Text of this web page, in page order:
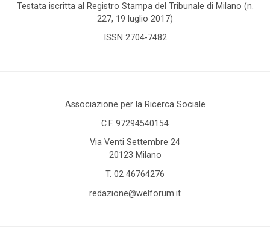
Testata iscritta al Registro Stampa del Tribunale di Milano (n.
227, 19 luglio 2017)
ISSN 2704-7482
Associazione per la Ricerca Sociale
C.F. 97294540154
Via Venti Settembre 24
20123 Milano
T. 02 46764276
redazione@welforum.it